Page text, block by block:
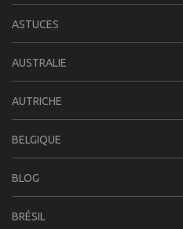
ASTUCES
AUSTRALIE
AUTRICHE
BELGIQUE
BLOG
BRÉSIL